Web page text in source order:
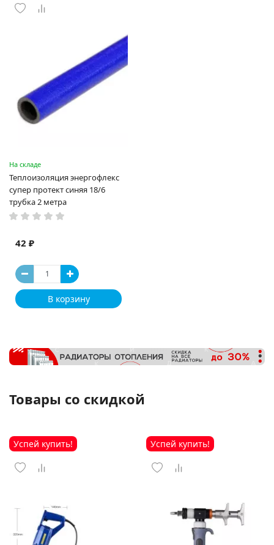
На складе
Теплоизоляция энергофлекс
супер протект синяя 18/6
трубка 2 метра
42 ₽
В корзину
Товары со скидкой
Успей купить! Успей купить!